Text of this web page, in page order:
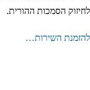
לחיזוק הסמכות ההורית.
להזמנת השירות…